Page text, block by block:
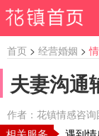
首页 > 经营婚姻 >
夫妻沟通
作者：花镇情感咨询